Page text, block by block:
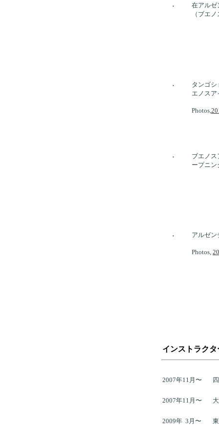
●
在アルゼ
（ブエ
●
タンゴシ
エノス
Photos,
●
ブエノ
ープニン
● アルゼ
Photos,
インストラク
2007年11月〜
2007年11月〜
2009年 3月〜